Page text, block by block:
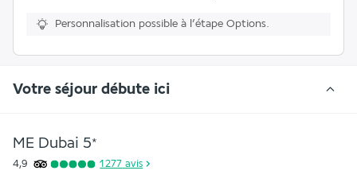
Personnalisation possible à l’étape Options.
Votre séjour débute ici
ME Dubai 5*
4,9 1 277 avis